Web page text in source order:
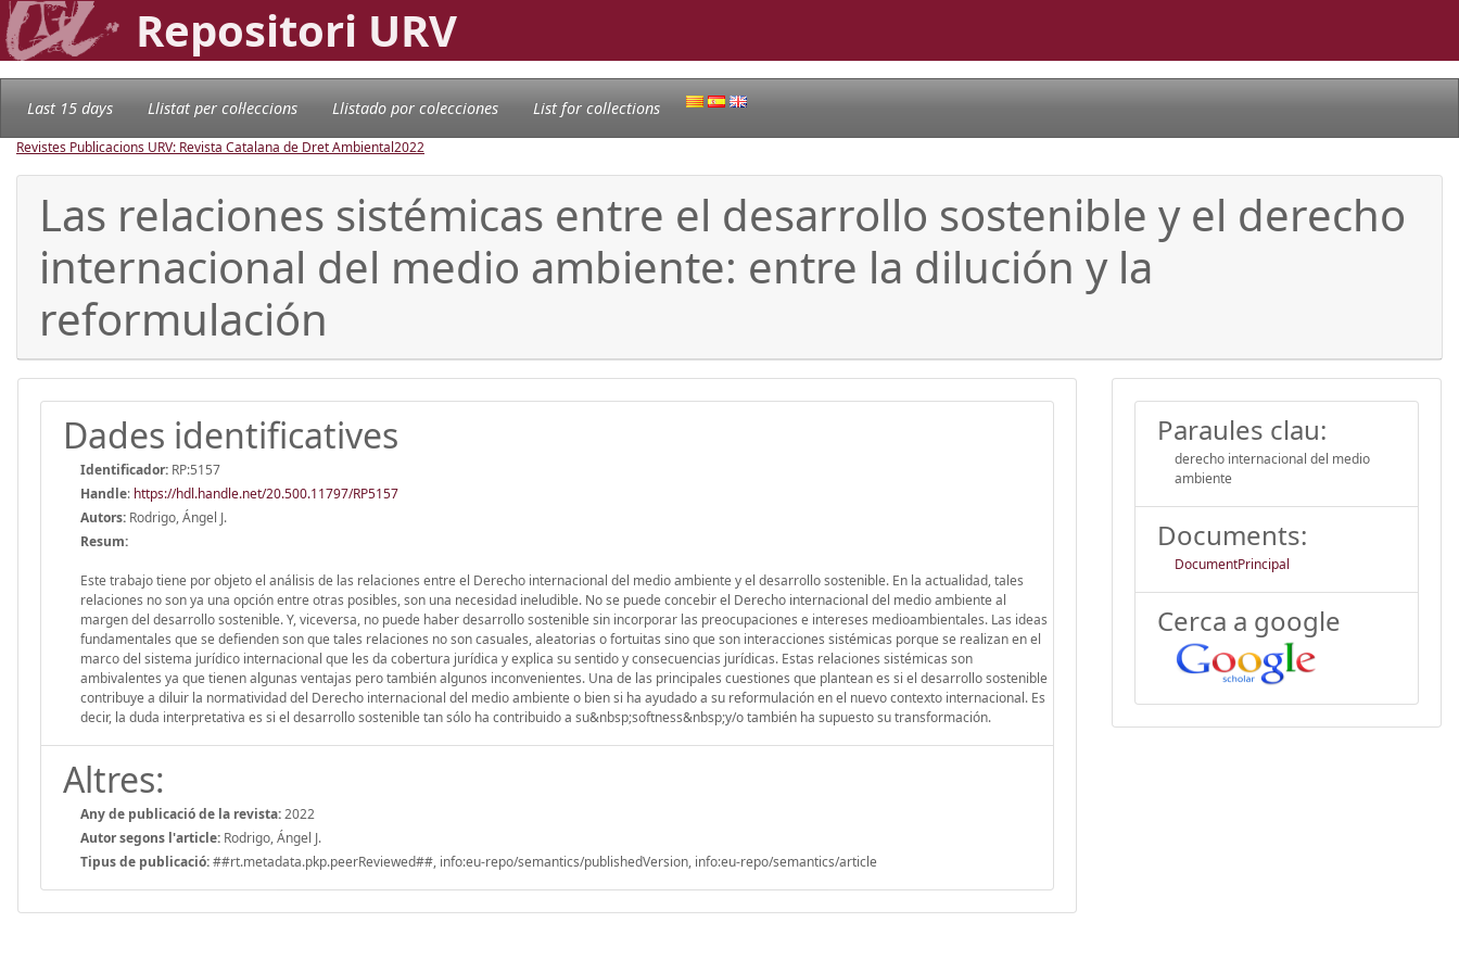
Repositori URV
Last 15 days Llistat per col·leccions Llistado por colecciones List for collections
Revistes Publicacions URV: Revista Catalana de Dret Ambiental2022
Las relaciones sistémicas entre el desarrollo sostenible y el derecho
internacional del medio ambiente: entre la dilución y la
reformulación
Dades identificatives
Identificador: RP:5157
Handle: https://hdl.handle.net/20.500.11797/RP5157
Autors: Rodrigo, Ángel J.
Resum:
Este trabajo tiene por objeto el análisis de las relaciones entre el Derecho internacional del medio ambiente y el desarrollo sostenible. En la actualidad, tales
relaciones no son ya una opción entre otras posibles, son una necesidad ineludible. No se puede concebir el Derecho internacional del medio ambiente al
margen del desarrollo sostenible. Y, viceversa, no puede haber desarrollo sostenible sin incorporar las preocupaciones e intereses medioambientales. Las ideas
fundamentales que se defienden son que tales relaciones no son casuales, aleatorias o fortuitas sino que son interacciones sistémicas porque se realizan en el
marco del sistema jurídico internacional que les da cobertura jurídica y explica su sentido y consecuencias jurídicas. Estas relaciones sistémicas son
ambivalentes ya que tienen algunas ventajas pero también algunos inconvenientes. Una de las principales cuestiones que plantean es si el desarrollo sostenible
contribuye a diluir la normatividad del Derecho internacional del medio ambiente o bien si ha ayudado a su reformulación en el nuevo contexto internacional. Es
decir, la duda interpretativa es si el desarrollo sostenible tan sólo ha contribuido a su&nbsp;softness&nbsp;y/o también ha supuesto su transformación.
Altres:
Any de publicació de la revista:2022
Autor segons l'article: Rodrigo, Ángel J.
Tipus de publicació:##rt.metadata.pkp.peerReviewed##, info:eu-repo/semantics/publishedVersion, info:eu-repo/semantics/article
Paraules clau:
derecho internacional del medio
ambiente
Documents:
DocumentPrincipal
Cerca a google